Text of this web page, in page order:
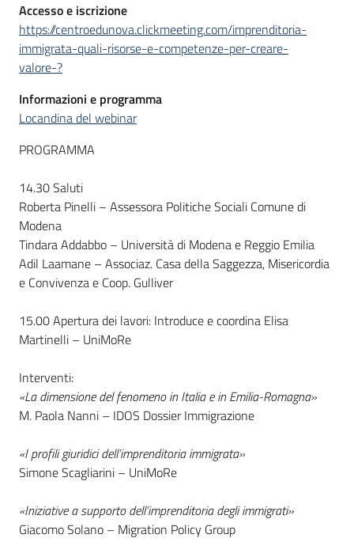
Accesso e iscrizione
https://centroedunova.clickmeeting.com/imprenditoria-
immigrata-quali-risorse-e-competenze-per-creare-
valore-?
Informazioni e programma
Locandina del webinar
PROGRAMMA
14.30 Saluti
Roberta Pinelli – Assessora Politiche Sociali Comune di
Modena
Tindara Addabbo – Università di Modena e Reggio Emilia
Adil Laamane – Associaz. Casa della Saggezza, Misericordia
e Convivenza e Coop. Gulliver
15.00 Apertura dei lavori: Introduce e coordina Elisa
Martinelli – UniMoRe
Interventi:
«La dimensione del fenomeno in Italia e in Emilia-Romagna»
M. Paola Nanni – IDOS Dossier Immigrazione
«I profili giuridici dell’imprenditoria immigrata»
Simone Scagliarini – UniMoRe
«Iniziative a supporto dell’imprenditoria degli immigrati»
Giacomo Solano – Migration Policy Group